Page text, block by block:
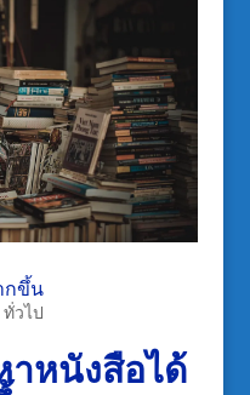
กขึ้น
ทั่วไป
าหนังสือได้